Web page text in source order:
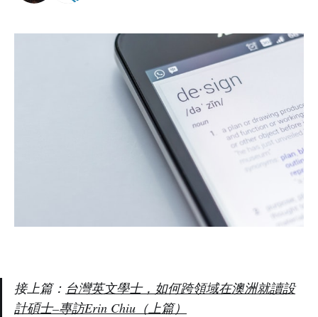
接上篇： 台灣英文學士，如何跨領域在澳洲就讀設
計碩士–專訪Erin Chiu（上篇）